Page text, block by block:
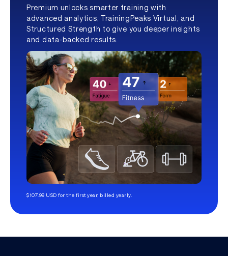
Premium unlocks smarter training with
advanced analytics, TrainingPeaks Virtual, and
Structured Strength to give you deeper insights
and data-backed results.
$107.99 USD for the first year, billed yearly.